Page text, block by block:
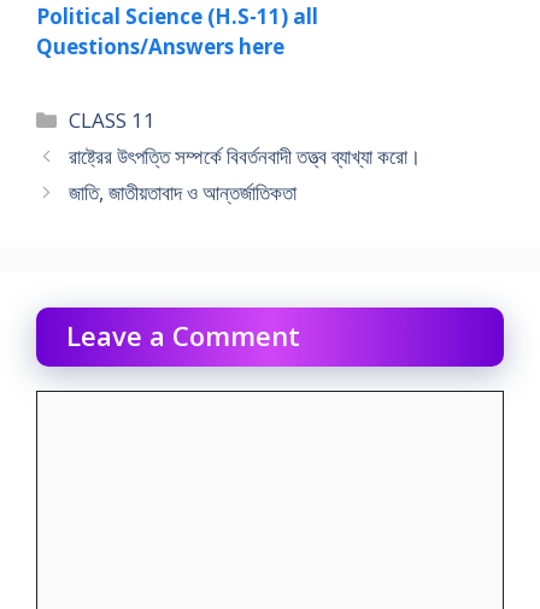
Political Science (H.S-11) all
Questions/Answers here
Categories
CLASS 11
রাষ্ট্রের উৎপত্তি সম্পর্কে বিবর্তনবাদী তত্ত্ব ব্যাখ্যা করাে।
জাতি, জাতীয়তাবাদ ও আন্তর্জাতিকতা
Leave a Comment